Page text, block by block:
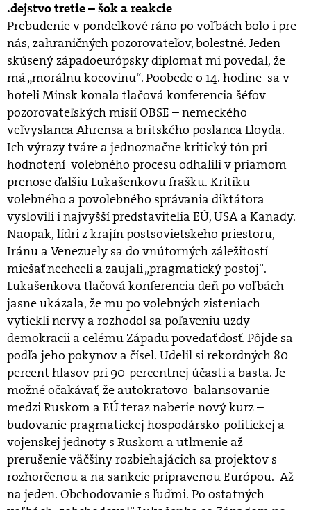
.dejstvo tretie – šok a reakcie
Prebudenie v pondelkové ráno po voľbách bolo i pre
nás, zahraničných pozorovateľov, bolestné. Jeden
skúsený západoeurópsky diplomat mi povedal, že
má „morálnu kocovinu“. Poobede o 14. hodine sa v
hoteli Minsk konala tlačová konferencia šéfov
pozorovateľských misií OBSE – nemeckého
veľvyslanca Ahrensa a britského poslanca Lloyda.
Ich výrazy tváre a jednoznačne kritický tón pri
hodnotení volebného procesu odhalili v priamom
prenose ďalšiu Lukašenkovu frašku. Kritiku
volebného a povolebného správania diktátora
vyslovili i najvyšší predstavitelia EÚ, USA a Kanady.
Naopak, lídri z krajín postsovietskeho priestoru,
Iránu a Venezuely sa do vnútorných záležitostí
miešať nechceli a zaujali „pragmatický postoj“.
Lukašenkova tlačová konferencia deň po voľbách
jasne ukázala, že mu po volebných zisteniach
vytiekli nervy a rozhodol sa poľaveniu uzdy
demokracii a celému Západu povedať dosť. Pôjde sa
podľa jeho pokynov a čísel. Udelil si rekordných 80
percent hlasov pri 90-percentnej účasti a basta. Je
možné očakávať, že autokratovo balansovanie
medzi Ruskom a EÚ teraz naberie nový kurz –
budovanie pragmatickej hospodársko-politickej a
vojenskej jednoty s Ruskom a utlmenie až
prerušenie väčšiny rozbiehajácich sa projektov s
rozhorčenou a na sankcie pripravenou Európou. Až
na jeden. Obchodovanie s ľuďmi. Po ostatných